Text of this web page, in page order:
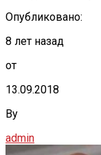
Опубликовано:
8 лет назад
от
13.09.2018
By
admin